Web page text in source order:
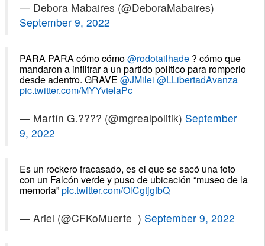
— Debora Mabaires (@DeboraMabaires)
September 9, 2022
PARA PARA cómo cómo@rodotailhade? cómo que
mandaron a infiltrar a un partido político para romperlo
desde adentro. GRAVE @JMilei @LLibertadAvanza
pic.twitter.com/MYYvtelaPc
— Martín G.???? (@mgrealpolitik) September
9, 2022
Es un rockero fracasado, es el que se sacó una foto
con un Falcón verde y puso de ubicación “museo de la
memoria”pic.twitter.com/OlCgtjgfbQ
— Ariel (@CFKoMuerte_) September 9, 2022